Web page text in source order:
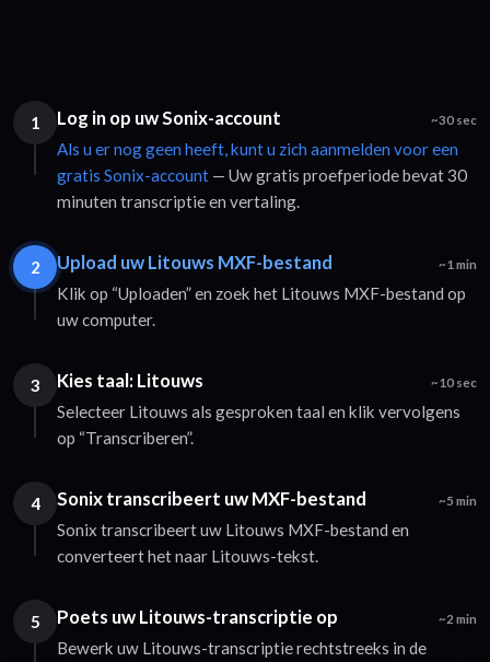
1 Log in op uw Sonix-account ~30 sec
Als u er nog geen heeft, kunt u zich aanmelden voor een
gratis Sonix-account — Uw gratis proefperiode bevat 30
minuten transcriptie en vertaling.
2 Upload uw Litouws MXF-bestand ~1 min
Klik op “Uploaden” en zoek het Litouws MXF-bestand op
uw computer.
3 Kies taal: Litouws ~10 sec
Selecteer Litouws als gesproken taal en klik vervolgens
op “Transcriberen”.
4 Sonix transcribeert uw MXF-bestand ~5 min
Sonix transcribeert uw Litouws MXF-bestand en
converteert het naar Litouws-tekst.
5 Poets uw Litouws-transcriptie op ~2 min
Bewerk uw Litouws-transcriptie rechtstreeks in de